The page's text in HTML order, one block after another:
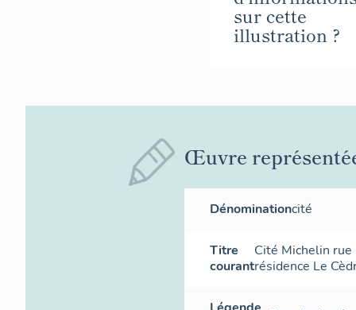
sur cette
illustration ?
Œuvre
Dénominationcité
Titre
courant
Cité Michelin
résidence Le